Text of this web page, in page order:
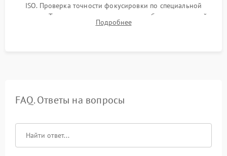
ISO. Проверка точности фокусировки по специальной
мишени. Тест записи на карту памяти, работы встроенной
вспышки, микрофона и всех кнопок управления.
Подробнее
FAQ. Ответы на вопросы